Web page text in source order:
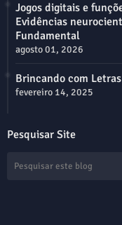
Jogos digitais e
Evidências
Fundamental
agosto 01, 2026
Brincando com
fevereiro 14, 2025
Pesquisar Site